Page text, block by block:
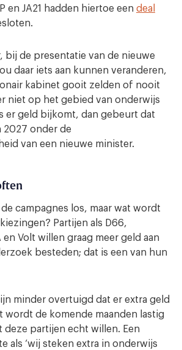
en JA21 hadden hiertoe een deal
bij de presentatie van de nieuwe
daar iets aan kunnen veranderen,
kabinet gooit zelden of nooit
niet op het gebied van onderwijs
er geld bijkomt, dan gebeurt dat
onder de
van een nieuwe minister.
campagnes los, maar wat wordt
Partijen als D66,
Volt willen graag meer geld aan
besteden; dat is een van hun
minder overtuigd dat er extra geld
wordt de komende maanden lastig
deze partijen echt willen. Een
als ‘wij steken extra in onderwijs